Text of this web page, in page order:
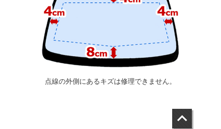
点線の外側にあるキズは修理できません。